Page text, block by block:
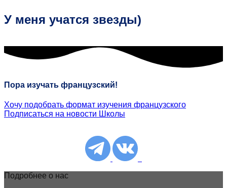
У меня учатся звезды)
Пора изучать французский!
Хочу подобрать формат изучения французского
Подписаться на новости Школы
Подробнее о нас